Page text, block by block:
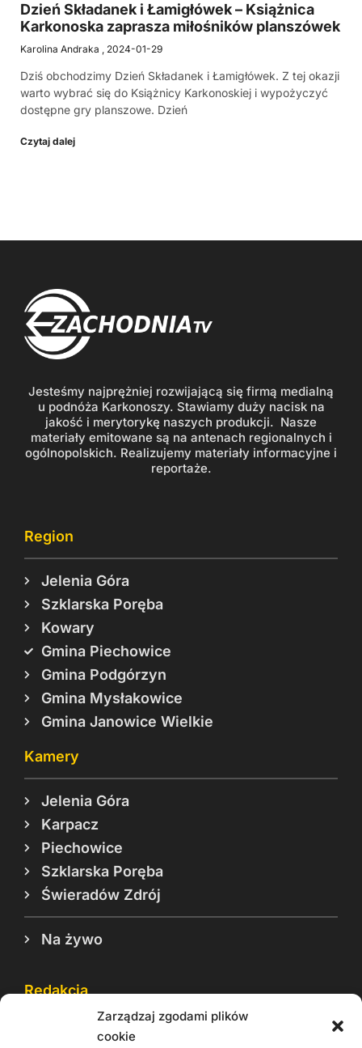
Zarządzaj zgodami plików
cookie
Dzień Składanek i Łamigłówek – Książnica
Karkonoska zaprasza miłośników planszówek
Karolina Andraka 2024-01-29
Dziś obchodzimy Dzień Składanek i Łamigłówek. Z tej okazji
warto wybrać się do Książnicy Karkonoskiej i wypożyczyć
dostępne gry planszowe. Dzień
Czytaj dalej
Jesteśmy najprężniej rozwijającą się firmą medialną
u podnóża Karkonoszy. Stawiamy duży nacisk na
jakość i merytorykę naszych produkcji. Nasze
materiały emitowane są na antenach regionalnych i
ogólnopolskich. Realizujemy materiały informacyjne i
reportaże.
Region
Jelenia Góra
Szklarska Poręba
Kowary
Gmina Piechowice
Gmina Podgórzyn
Gmina Mysłakowice
Gmina Janowice Wielkie
Kamery
Jelenia Góra
Karpacz
Piechowice
Szklarska Poręba
Świeradów Zdrój
Na żywo
Redakcja
Reklama